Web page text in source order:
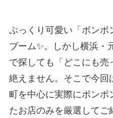
ぷっくり可愛い「ボンボ
ブーム✨。しかし横浜・
で探しても「どこにも
絶えません。そこで今回
町を中心に実際にボンボ
たお店のみを厳選して